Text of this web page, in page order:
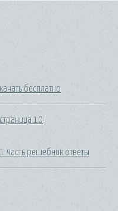
бесплатно
10
часть решебник ответы